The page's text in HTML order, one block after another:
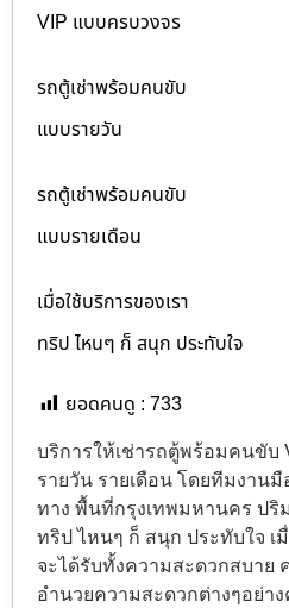
VIP แบบครบวงจร
รถตู้เช่าพร้อมคนขับ
แบบรายวัน
รถตู้เช่าพร้อมคนขับ
แบบรายเดือน
เมื่อใช้บริการของเรา
ทริป ไหนๆ ก็ สนุก ประทับใจ
ยอดคนดู : 733
บริการให้เช่ารถตู้พร้อมคนขับ
รายวัน รายเดือน โดยทีมงาน
ทาง พื้นที่กรุงเทพมหานคร ป
ทริป ไหนๆ ก็ สนุก ประทับใจ เ
จะได้รับทั้งความสะดวกสบาย
อำนวยความสะดวกต่างๆอย่า